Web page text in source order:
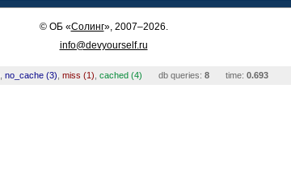
©ОБ «Солинг», 2007–2026.
info@devyourself.ru
no_cache (3) miss (1) cached (4) db queries: 8 time: 0.693